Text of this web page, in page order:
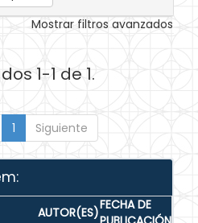
Mostrar filtros avanzados
1-1 de 1.
1 Siguiente
AUTOR(ES)FECHA DE